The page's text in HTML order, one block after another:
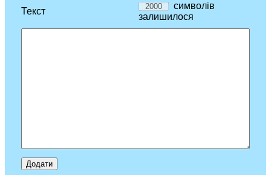
Текст
символів
залишилося